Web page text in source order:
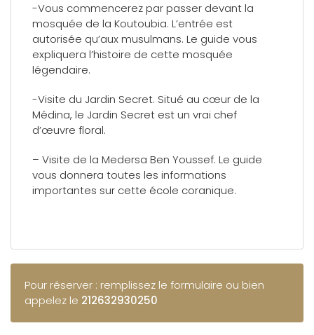
-Vous commencerez par passer devant la
mosquée de la Koutoubia. L’entrée est
autorisée qu’aux musulmans. Le guide vous
expliquera l’histoire de cette mosquée
légendaire.
-Visite du Jardin Secret. Situé au cœur de la
Médina, le Jardin Secret est un vrai chef
d’œuvre floral.
– Visite de la Medersa Ben Youssef. Le guide
vous donnera toutes les informations
importantes sur cette école coranique.
Pour réserver : remplissez le formulaire ou bien
appelez le 212632930250